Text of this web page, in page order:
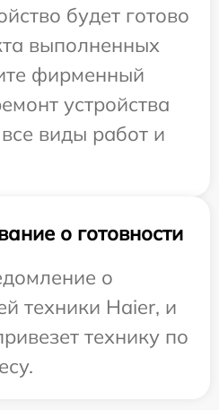
будет готово
выполненных
фирменный
устройства
виды работ и
о готовности
о
техники Haier, и
технику по